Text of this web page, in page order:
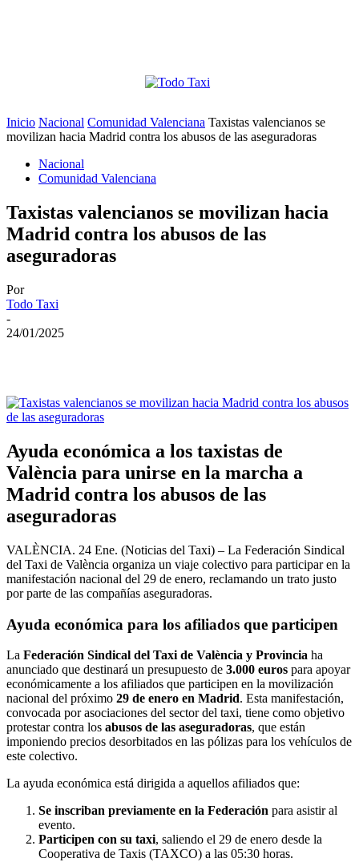
Inicio Nacional Comunidad Valenciana Taxistas valencianos se
movilizan hacia Madrid contra los abusos de las aseguradoras
Nacional
Comunidad Valenciana
Taxistas valencianos se movilizan hacia
Madrid contra los abusos de las
aseguradoras
Por
Todo Taxi
-
24/01/2025
Ayuda económica a los taxistas de
València para unirse en la marcha a
Madrid contra los abusos de las
aseguradoras
VALÈNCIA. 24 Ene. (Noticias del Taxi) – La Federación Sindical
del Taxi de València organiza un viaje colectivo para participar en la
manifestación nacional del 29 de enero, reclamando un trato justo
por parte de las compañías aseguradoras.
Ayuda económica para los afiliados que participen
La Federación Sindical del Taxi de València y Provincia ha
anunciado que destinará un presupuesto de 3.000 euros para apoyar
económicamente a los afiliados que participen en la movilización
nacional del próximo 29 de enero en Madrid. Esta manifestación,
convocada por asociaciones del sector del taxi, tiene como objetivo
protestar contra los abusos de las aseguradoras, que están
imponiendo precios desorbitados en las pólizas para los vehículos de
este colectivo.
La ayuda económica está dirigida a aquellos afiliados que:
Se inscriban previamente en la Federación para asistir al
evento.
Participen con su taxi, saliendo el 29 de enero desde la
Cooperativa de Taxis (TAXCO) a las 05:30 horas.